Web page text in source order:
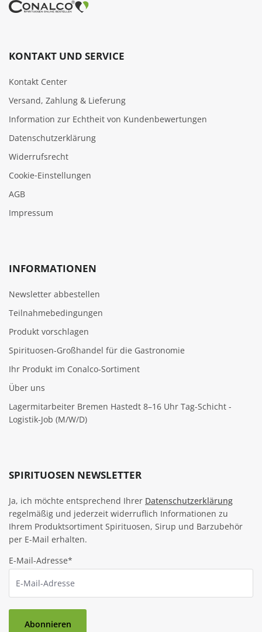
KONTAKT UND SERVICE
Kontakt Center
Versand, Zahlung & Lieferung
Information zur Echtheit von Kundenbewertungen
Datenschutzerklärung
Widerrufsrecht
Cookie‑Einstellungen
AGB
Impressum
INFORMATIONEN
Newsletter abbestellen
Teilnahmebedingungen
Produkt vorschlagen
Spirituosen-Großhandel für die Gastronomie
Ihr Produkt im Conalco-Sortiment
Über uns
Lagermitarbeiter Bremen Hastedt 8–16 Uhr Tag-Schicht -
Logistik-Job (M/W/D)
SPIRITUOSEN NEWSLETTER
Ja, ich möchte entsprechend Ihrer Datenschutzerklärung
regelmäßig und jederzeit widerruflich Informationen zu
Ihrem Produktsortiment Spirituosen, Sirup und Barzubehör
per E-Mail erhalten.
E-Mail-Adresse*
Abonnieren